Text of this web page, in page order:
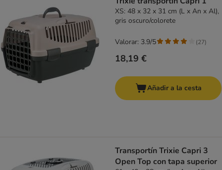
XS: 48 x 32 x 31 cm (L x An x Al),
gris oscuro/colorete
18,19 €
Valorar: 3.9/5 (27)
Añadir a la cesta
Transportín Trixie Capri 3
Open Top con tapa superior